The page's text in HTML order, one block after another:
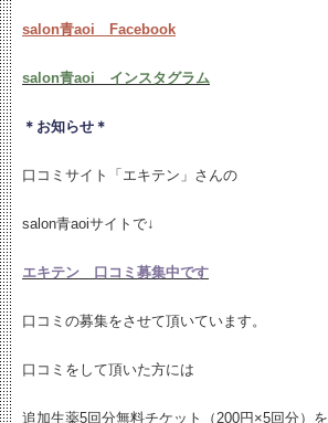
salon青aoi Facebook
salon青aoi インスタグラム
＊お知らせ＊
口コミサイト「エキテン」さんの
salon青aoiサイトで↓
エキテン 口コミ募集中です
口コミの募集をさせて頂いています。
口コミをして頂いた方には
追加生薬5回分無料チケット（200円×5回分）